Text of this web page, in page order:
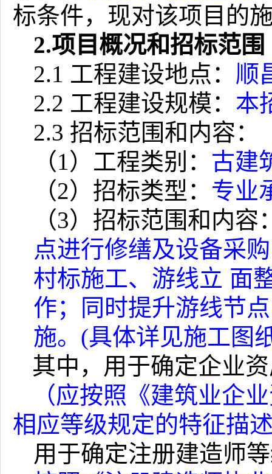
标条件，现对该项目的
2.项目概况和招标范围
2.1 工程建设地点： 顺
2.2 工程建设规模： 本
2.3 招标范围和内容：
（1）工程类别： 古建
（2）招标类型： 专业
（3）招标范围和内容
点进行修缮及设备采
村标施工、游线立 面
作；同时提升游线节
施。 (具体详见施工图
其中，用于确定企业
（应按照《建筑业企
相应等级规定的特征描
用于确定注册建造师